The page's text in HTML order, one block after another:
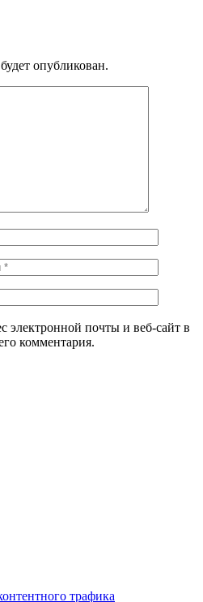
опубликован.
электронной почты и веб-сайт в
комментария.
трафика